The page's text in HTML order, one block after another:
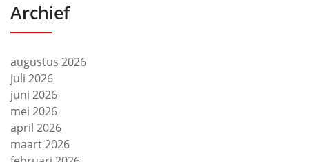
Archief
augustus 2026
juli 2026
juni 2026
mei 2026
april 2026
maart 2026